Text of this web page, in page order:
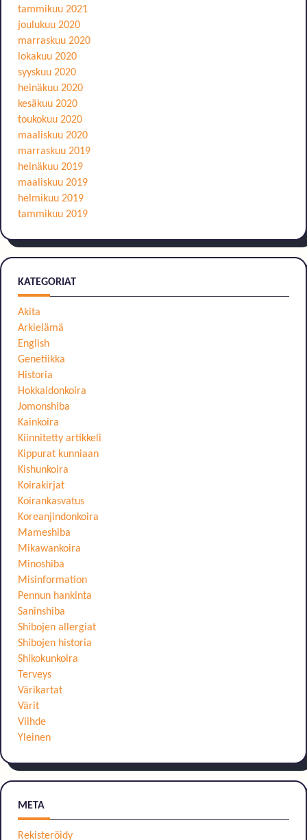
tammikuu 2021
joulukuu 2020
marraskuu 2020
lokakuu 2020
syyskuu 2020
heinäkuu 2020
kesäkuu 2020
toukokuu 2020
maaliskuu 2020
marraskuu 2019
heinäkuu 2019
maaliskuu 2019
helmikuu 2019
tammikuu 2019
KATEGORIAT
Akita
Arkielämä
English
Genetiikka
Historia
Hokkaidonkoira
Jomonshiba
Kainkoira
Kiinnitetty artikkeli
Kippurat kunniaan
Kishunkoira
Koirakirjat
Koirankasvatus
Koreanjindonkoira
Mameshiba
Mikawankoira
Minoshiba
Misinformation
Pennun hankinta
Saninshiba
Shibojen allergiat
Shibojen historia
Shikokunkoira
Terveys
Värikartat
Värit
Viihde
Yleinen
META
Rekisteröidy